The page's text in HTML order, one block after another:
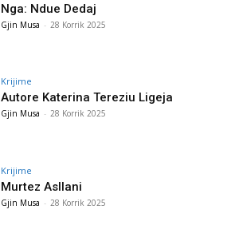
Nga: Ndue Dedaj
Gjin Musa - 28 Korrik 2025
Krijime
Autore Katerina Tereziu Ligeja
Gjin Musa - 28 Korrik 2025
Krijime
Murtez Asllani
Gjin Musa - 28 Korrik 2025